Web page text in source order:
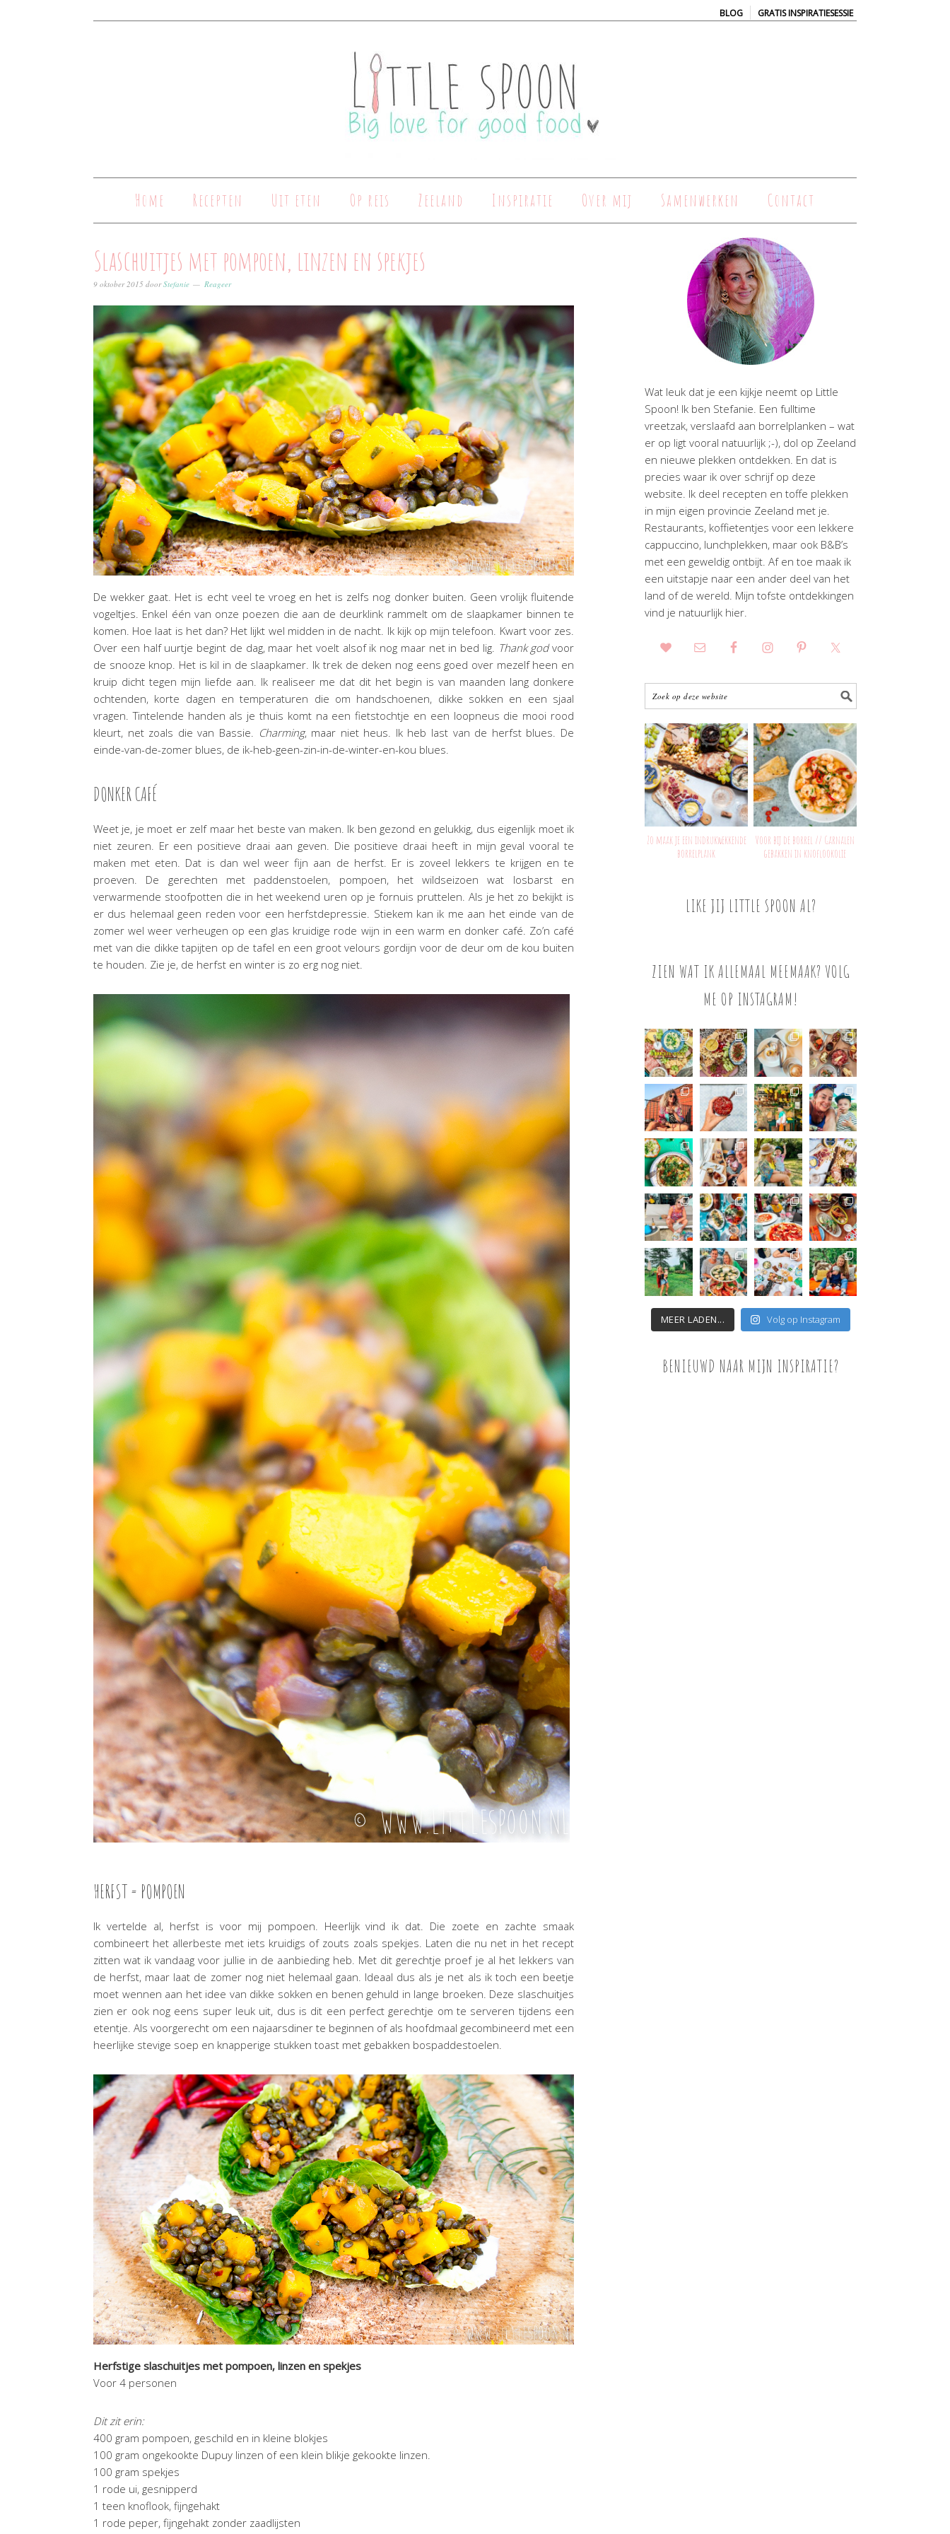
BLOG | GRATIS INSPIRATIESESSIE
Home Recepten Uit eten Op reis Zeeland Inspiratie Over mij Samenwerken Contact
Slaschuitjes met pompoen, linzen en spekjes
9 oktober 2015 doorStefanie Reageer
De wekker gaat. Het is echt veel te vroeg en het is zelfs nog donker buiten. Geen vrolijk fluitende
vogeltjes. Enkel één van onze poezen die aan de deurklink rammelt om de slaapkamer binnen te
komen. Hoe laat is het dan? Het lijkt wel midden in de nacht. Ik kijk op mijn telefoon. Kwart voor zes.
Over een half uurtje begint de dag, maar het voelt alsof ik nog maar net in bed lig. Thank godvoor
de snooze knop. Het is kil in de slaapkamer. Ik trek de deken nog eens goed over mezelf heen en
kruip dicht tegen mijn liefde aan. Ik realiseer me dat dit het begin is van maanden lang donkere
ochtenden, korte dagen en temperaturen die om handschoenen, dikke sokken en een sjaal
vragen. Tintelende handen als je thuis komt na een fietstochtje en een loopneus die mooi rood
kleurt, net zoals die van Bassie.
Charming, maar niet heus. Ik heb last van de herfst blues. De
einde-van-de-zomer blues, de ik-heb-geen-zin-in-de-winter-en-kou blues.
DONKER CAFÉ
Weet je, je moet er zelf maar het beste van maken. Ik ben gezond en gelukkig, dus eigenlijk moet ik
niet zeuren. Er een positieve draai aan geven. Die positieve draai heeft in mijn geval vooral te
maken met eten. Dat is dan wel weer fijn aan de herfst. Er is zoveel lekkers te krijgen en te
proeven. De gerechten met paddenstoelen, pompoen, het wildseizoen wat losbarst en
verwarmende stoofpotten die in het weekend uren op je fornuis pruttelen. Als je het zo bekijkt is
er dus helemaal geen reden voor een herfstdepressie. Stiekem kan ik me aan het einde van de
zomer wel weer verheugen op een glas kruidige rode wijn in een warm en donker café. Zo’n café
met van die dikke tapijten op de tafel en een groot velours gordijn voor de deur om de kou buiten
te houden. Zie je, de herfst en winter is zo erg nog niet.
HERFST = POMPOEN
Ik vertelde al, herfst is voor mij pompoen. Heerlijk vind ik dat. Die zoete en zachte smaak
combineert het allerbeste met iets kruidigs of zouts zoals spekjes. Laten die nu net in het recept
zitten wat ik vandaag voor jullie in de aanbieding heb. Met dit gerechtje proef je al het lekkers van
de herfst, maar laat de zomer nog niet helemaal gaan. Ideaal dus als je net als ik toch een beetje
moet wennen aan het idee van dikke sokken en benen gehuld in lange broeken. Deze slaschuitjes
zien er ook nog eens super leuk uit, dus is dit een perfect gerechtje om te serveren tijdens een
etentje. Als voorgerecht om een najaarsdiner te beginnen of als hoofdmaal gecombineerd met een
heerlijke stevige soep en knapperige stukken toast met gebakken bospaddestoelen.
Herfstige slaschuitjes met pompoen, linzen en spekjes
Voor 4 personen
Dit zit erin:
400 gram pompoen, geschild en in kleine blokjes
100 gram ongekookte Dupuy linzen of een klein blikje gekookte linzen.
100 gram spekjes
1 rode ui, gesnipperd
1 teen knoflook, fijngehakt
1 rode peper, fijngehakt zonder zaadlijsten
Wat leuk dat je een kijkje neemt op Little
Spoon! Ik ben Stefanie. Een fulltime
vreetzak, verslaafd aan borrelplanken – wat
er op ligt vooral natuurlijk ;-), dol op Zeeland
en nieuwe plekken ontdekken. En dat is
precies waar ik over schrijf op deze
website. Ik deel recepten en toffe plekken
in mijn eigen provincie Zeeland met je.
Restaurants, koffietentjes voor een lekkere
cappuccino, lunchplekken, maar ook B&B’s
met een geweldig ontbijt. Af en toe maak ik
een uitstapje naar een ander deel van het
land of de wereld. Mijn tofste ontdekkingen
vind je natuurlijk hier.
Zo maak je een indrukwekkende
borrelplank
Voor bij de borrel // Garnalen
gebakken in knoflookolie
LIKE JIJ LITTLE SPOON AL?
ZIEN WAT IK ALLEMAAL MEEMAAK? VOLG
ME OP INSTAGRAM!
MEER LADEN... Volg op Instagram
BENIEUWD NAAR MIJN INSPIRATIE?